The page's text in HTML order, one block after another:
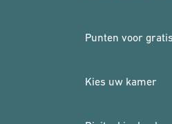
Punten voor
Kies uw kamer